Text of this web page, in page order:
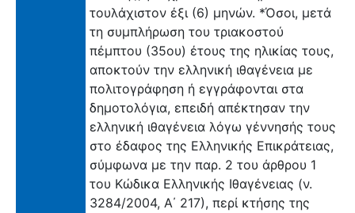
τουλάχιστον έξι (6) μηνών. *Όσοι, μετά
τη συμπλήρωση του τριακοστού
πέμπτου (35ου) έτους της ηλικίας τους,
αποκτούν την ελληνική ιθαγένεια με
πολιτογράφηση ή εγγράφονται στα
δημοτολόγια, επειδή απέκτησαν την
ελληνική ιθαγένεια λόγω γέννησής τους
στο έδαφος της Ελληνικής Επικράτειας,
σύμφωνα με την παρ. 2 του άρθρου 1
του Κώδικα Ελληνικής Ιθαγένειας (ν.
3284/2004, Α΄ 217), περί κτήσης της